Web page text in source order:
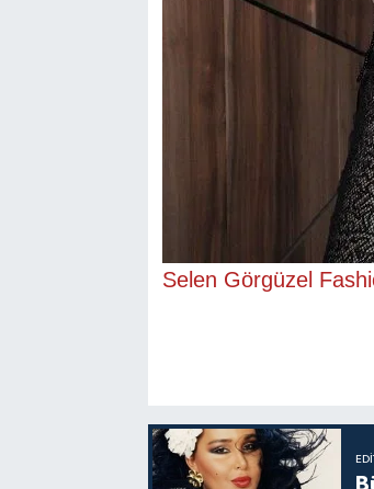
Selen Görgüzel